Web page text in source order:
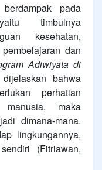
pada
timbulnya
kesehatan,
dan
Adiwiyata di
dijelaskan bahwa
perhatian
maka
dimana-mana.
lingkungannya,
(Fitriawan,